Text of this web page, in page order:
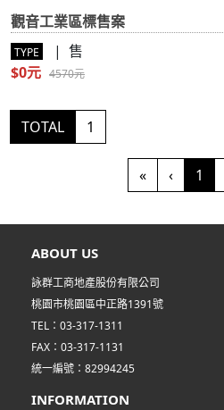
觀音工業區標售案
TYPE
| 售
$0元 4570元
TOTAL 1
« ‹ 1
ABOUT US
詠群工商地產股份有限公司
桃園市桃園區中正路1391號
TEL：03-317-1311
FAX：03-317-1131
統一編號：82994245
INFORMATION